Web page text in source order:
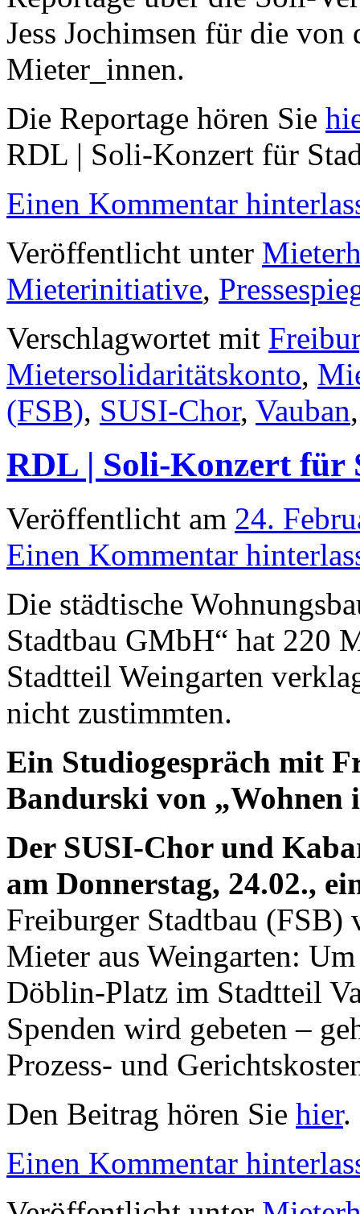
Jess Jochimsen für die
Mieter_innen.
Die Reportage hören Sie
RDL | Soli-Konzert für
Einen Kommentar
Veröffentlicht unter
Mieterinitiative,
Verschlagwortet mit
Mietersolidaritätskonto,
(FSB), SUSI-Chor, Vauban
RDL | Soli-Konzert für
Veröffentlicht am 24.
Einen Kommentar
Die städtische
Stadtbau GMbH“ hat 220
Stadtteil Weingarten
nicht zustimmten.
Ein Studiogespräch mit
Bandurski von „Wohnen
Der SUSI-Chor und
am Donnerstag, 24.02.,
Freiburger Stadtbau
Mieter aus Weingarten:
Döblin-Platz im Stadtteil
Spenden wird gebeten –
Prozess- und
Den Beitrag hören Sie hier.
Einen Kommentar